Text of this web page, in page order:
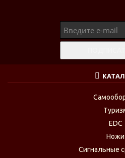
EDC
Ножи
Сигнальные